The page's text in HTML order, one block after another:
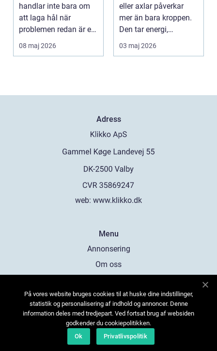
handlar inte bara om
att laga hål när
problemen redan är ett
faktum. Det handlar ...
08 maj 2026
eller axlar påverkar
mer än bara kroppen.
Den tar energi,
koncentration och
03 maj 2026
Adress
web: www.klikko.dk
Menu
Annonsering
Om oss
Kontakta oss
Sitemap
På vores website bruges cookies til at huske dine indstillinger,
statistik og personalisering af indhold og annoncer. Denne
information deles med tredjepart. Ved fortsat brug af websiden
godkender du cookiepolitikken.
Ok
Privatlivspolitik